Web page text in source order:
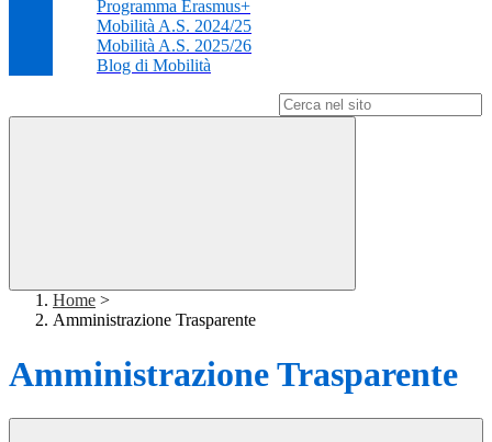
Programma Erasmus+
Mobilità A.S. 2024/25
Mobilità A.S. 2025/26
Blog di Mobilità
Home >
Amministrazione Trasparente
Amministrazione Trasparente